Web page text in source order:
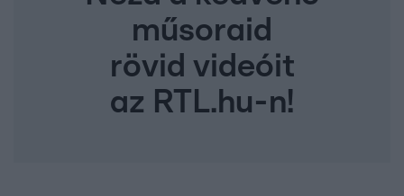
műsoraid
rövid videóit
az RTL.hu-n!